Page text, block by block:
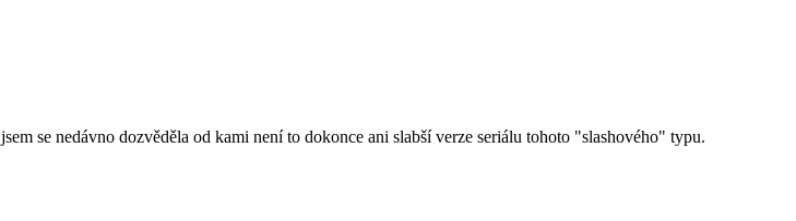
se nedávno dozvěděla od kami není to dokonce ani slabší verze seriálu tohoto "slashového" typu.